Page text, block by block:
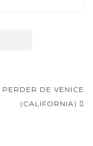
DE VENICE
(CALIFORNIA)